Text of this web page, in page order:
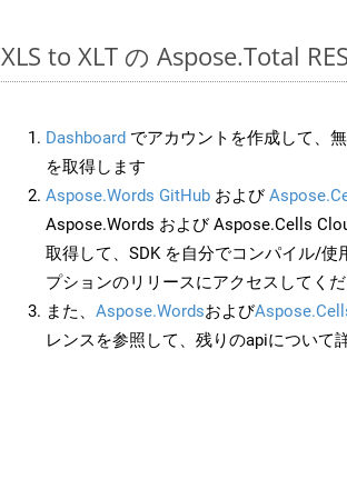
XLS to XLT の Aspose.Total
Dashboard でアカウントを作成して、
を取得します
Aspose.Words GitHub および
Aspose.Words および Aspose.Cells
取得して、SDK を自分でコンパイル/使
プションのリリースにアクセスしてくだ
また、 Aspose.Wordsおよび
レンスを参照して、残りのapiについて